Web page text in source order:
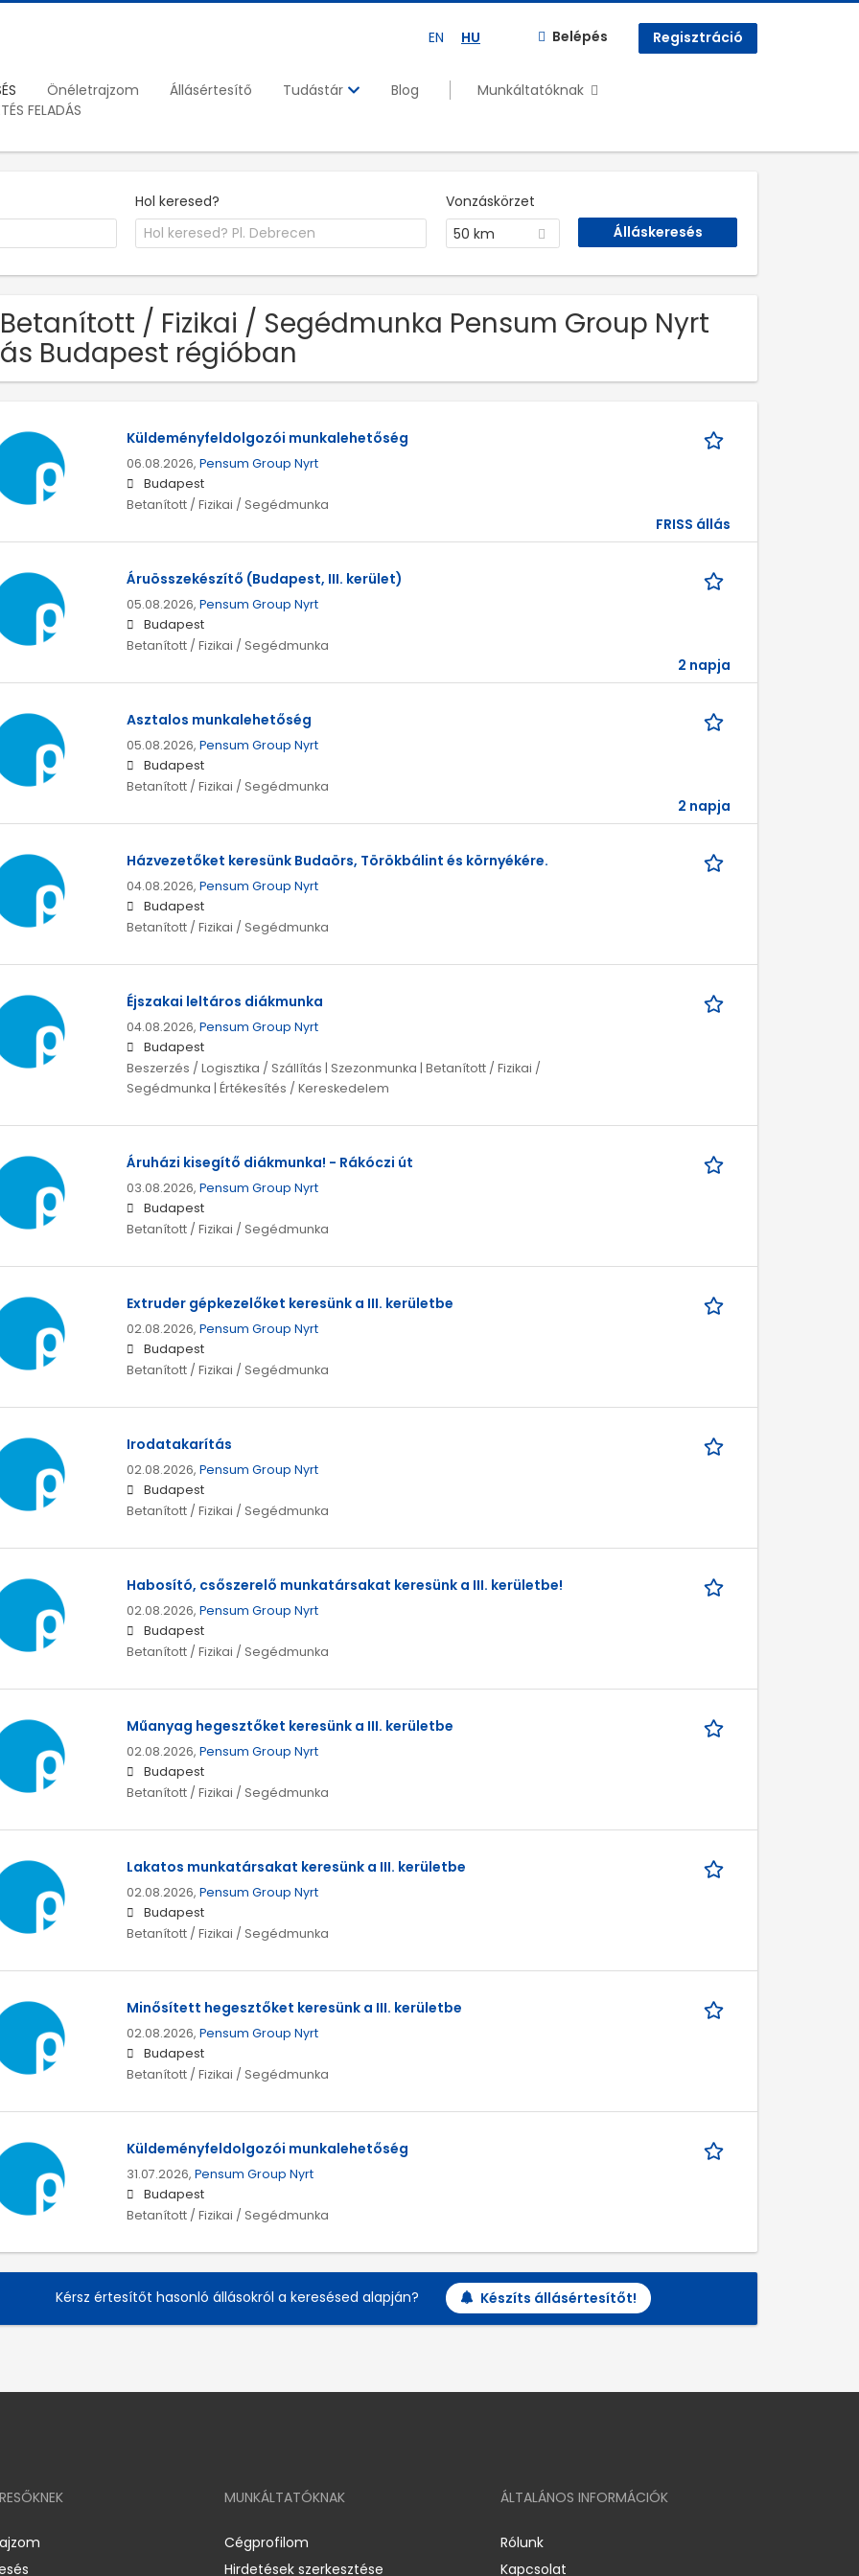
EN HU Belépés Regisztráció
Önéletrajzom Állásértesítő Tudástár Blog
Munkáltatóknak
FELADÁS
Hol keresed?
Vonzáskörzet
50 km
Betanított / Fizikai / Segédmunka Pensum Group Nyrt
Budapest régióban
Küldeményfeldolgozói munkalehetőség
06.08.2026, Pensum Group Nyrt
Budapest
Betanított / Fizikai / Segédmunka
FRISS állás
Áruösszekészítő (Budapest, III. kerület)
05.08.2026, Pensum Group Nyrt
Budapest
Betanított / Fizikai / Segédmunka
2 napja
Asztalos munkalehetőség
05.08.2026, Pensum Group Nyrt
Budapest
Betanított / Fizikai / Segédmunka
2 napja
Házvezetőket keresünk Budaörs, Törökbálint és környékére.
04.08.2026, Pensum Group Nyrt
Budapest
Betanított / Fizikai / Segédmunka
Éjszakai leltáros diákmunka
04.08.2026, Pensum Group Nyrt
Budapest
Beszerzés / Logisztika / Szállítás | Szezonmunka | Betanított / Fizikai /
Segédmunka | Értékesítés / Kereskedelem
Áruházi kisegítő diákmunka! - Rákóczi út
03.08.2026, Pensum Group Nyrt
Budapest
Betanított / Fizikai / Segédmunka
Extruder gépkezelőket keresünk a III. kerületbe
02.08.2026, Pensum Group Nyrt
Budapest
Betanított / Fizikai / Segédmunka
Irodatakarítás
02.08.2026, Pensum Group Nyrt
Budapest
Betanított / Fizikai / Segédmunka
Habosító, csőszerelő munkatársakat keresünk a III. kerületbe!
02.08.2026, Pensum Group Nyrt
Budapest
Betanított / Fizikai / Segédmunka
Műanyag hegesztőket keresünk a III. kerületbe
02.08.2026, Pensum Group Nyrt
Budapest
Betanított / Fizikai / Segédmunka
Lakatos munkatársakat keresünk a III. kerületbe
02.08.2026, Pensum Group Nyrt
Budapest
Betanított / Fizikai / Segédmunka
Minősített hegesztőket keresünk a III. kerületbe
02.08.2026, Pensum Group Nyrt
Budapest
Betanított / Fizikai / Segédmunka
Küldeményfeldolgozói munkalehetőség
31.07.2026, Pensum Group Nyrt
Budapest
Betanított / Fizikai / Segédmunka
Kérsz értesítőt hasonló állásokról a keresésed alapján? Készíts állásértesítőt!
MUNKÁLTATÓKNAK
Cégprofilom
Hirdetések szerkesztése
ÁLTALÁNOS INFORMÁCIÓK
Rólunk
Kapcsolat